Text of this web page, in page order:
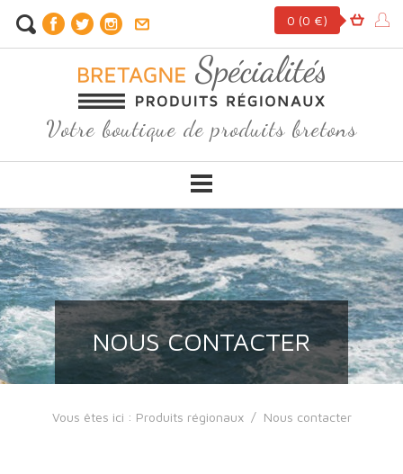
Votre boutique de produits bretons
0 (0 €)
NOUS CONTACTER
Vous êtes ici : Produits régionaux/ Nous contacter